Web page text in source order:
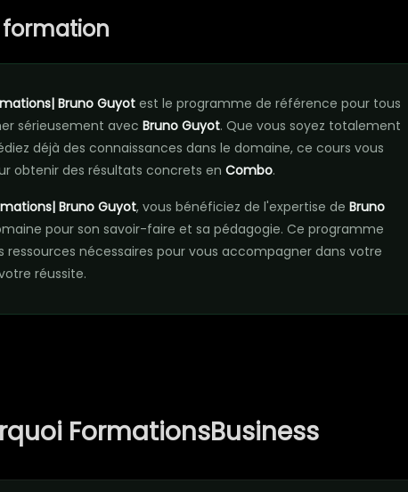
formation
Bruno Guyot est le programme de référence pour tous
sérieusement avec Bruno Guyot. Que vous soyez totalement
déjà des connaissances dans le domaine, ce cours vous
obtenir des résultats concrets en Combo.
Bruno Guyot, vous bénéficiez de l'expertise de Bruno
pour son savoir-faire et sa pédagogie. Ce programme
nécessaires pour vous accompagner dans votre
réussite.
FormationsBusiness